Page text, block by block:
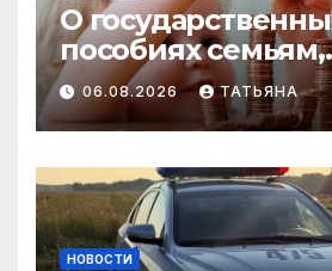
О
пособиях семьям,
воспитывающим
06.08.2026 ТАТЬЯНА
НОВОСТИ